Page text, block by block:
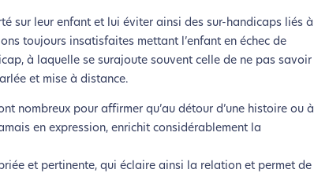
sur leur enfant et lui éviter ainsi des sur-handicaps liés à
toujours insatisfaites mettant l’enfant en échec de
à laquelle se surajoute souvent celle de ne pas savoir
et mise à distance.
nombreux pour affirmer qu’au détour d’une histoire ou à
en expression, enrichit considérablement la
et pertinente, qui éclaire ainsi la relation et permet de